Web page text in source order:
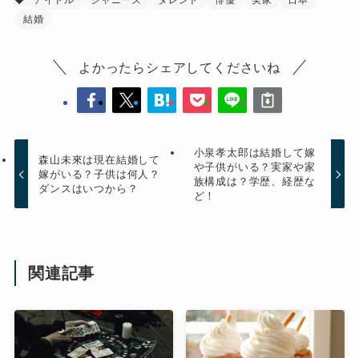
結婚
よかったらシェアしてくださいね
森山未來は現在結婚して
嫁がいる？子供は何人？
ダンスはいつから？
小泉孝太郎は結婚して嫁
や子供がいる？実家や家
族構成は？学歴、経歴な
ど！
関連記事